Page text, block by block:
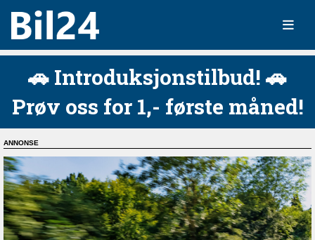
🚗 Introduksjonstilbud! 🚗
Prøv oss for 1,- første måned!